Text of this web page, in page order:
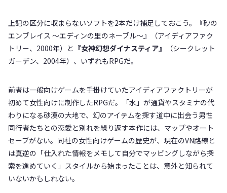
上記の区分に収まらないソフトを2本だけ補足しておこう。『砂の
エンブレイス ～エディンの里のネーブル～』（アイディアファク
トリー、2000年）と 『女神幻想ダイナスティア』
（シークレット
ガーデン、2004年）、いずれもRPGだ。
前者は一般向けゲームを手掛けていたアイディアファクトリーが
初めて女性向けに制作したRPGだ。「水」が通貨やスタミナの代
わりになる砂漠の大地で、幻のアイテムを探す道中に出会う男性
同行者たちとの恋愛と別れを繰り返す本作には、マップやオート
セーブがない。同社の女性向けゲームの歴史が、現在のVN路線と
は真逆の「仕入れた情報をメモして自分でマッビングしながら探
索を進めていく」スタイルから始まったことは、意外と知られて
いないかもしれない。